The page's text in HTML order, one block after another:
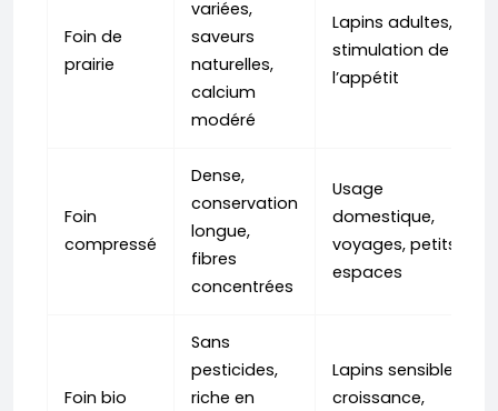
Foin de
prairie
variées,
saveurs
naturelles,
calcium
modéré
Lapins adultes,
stimulation de
l’appétit
Foin
compressé
Dense,
conservation
longue,
fibres
concentrées
Usage
domestique,
voyages, petits
espaces
Foin bio
Sans
pesticides,
riche en
Lapins sensibles,
croissance,